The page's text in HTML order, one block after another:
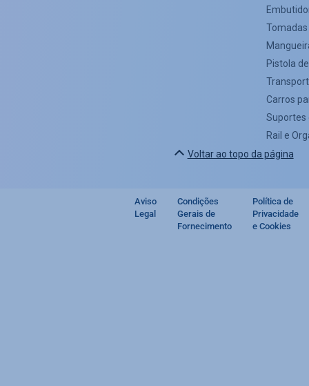
Pistola
Carros
Suportes
Rail e
Voltar ao topo da página
Footer
regulatory
Aviso
Legal
Condições
Gerais de
Fornecimento
Política de
Privacidade
e Cookies